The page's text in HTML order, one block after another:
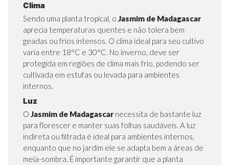
Clima
Sendo uma planta tropical, o Jasmim de Madagascar
aprecia temperaturas quentes e não tolera bem
geadas ou frios intensos. O clima ideal para seu cultivo
varia entre 18°C e 30°C. No inverno, deve ser
protegida em regiões de clima mais frio, podendo ser
cultivada em estufas ou levada para ambientes
internos.
Luz
O Jasmim de Madagascarnecessita de bastante luz
para florescer e manter suas folhas saudáveis. A luz
indireta ou filtrada é ideal para ambientes internos,
enquanto que no jardim ele se adapta bem a áreas de
meia-sombra. É importante garantir que a planta